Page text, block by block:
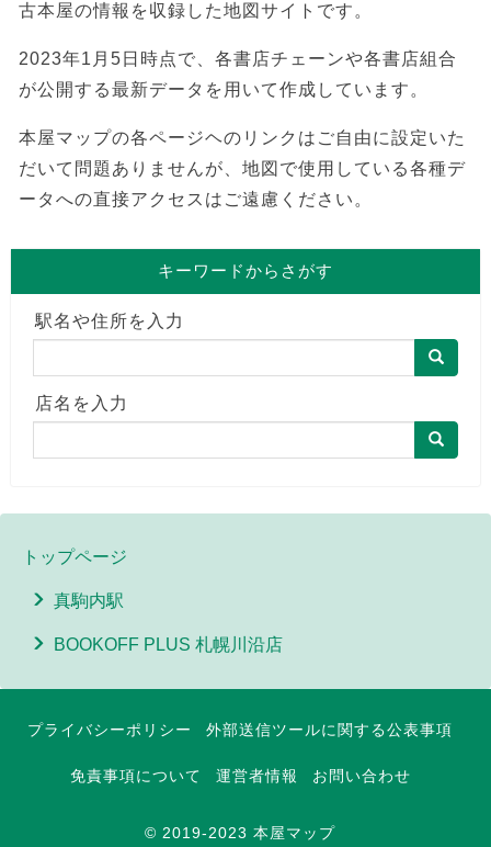
古本屋の情報を収録した地図サイトです。
2023年1月5日時点で、各書店チェーンや各書店組合
が公開する最新データを用いて作成しています。
本屋マップの各ページヘのリンクはご自由に設定いた
だいて問題ありませんが、地図で使用している各種デ
ータへの直接アクセスはご遠慮ください。
キーワードからさがす
駅名や住所を入力
店名を入力
トップページ
真駒内駅
BOOKOFF PLUS 札幌川沿店
プライバシーポリシー 外部送信ツールに関する公表事項
免責事項について 運営者情報 お問い合わせ
© 2019-2023 本屋マップ